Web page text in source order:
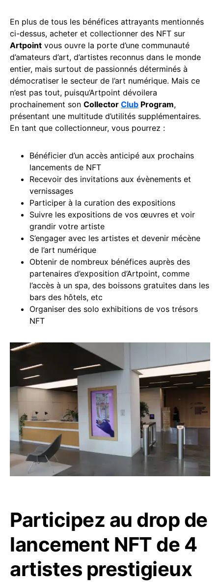
En plus de tous les bénéfices attrayants mentionnés
ci-dessus, acheter et collectionner des NFT sur
Artpoint vous ouvre la porte d’une communauté
d’amateurs d’art, d’artistes reconnus dans le monde
entier, mais surtout de passionnés déterminés à
démocratiser le secteur de l’art numérique. Mais ce
n’est pas tout, puisqu’Artpoint dévoilera
prochainement son Collector Club Program,
présentant une multitude d’utilités supplémentaires.
En tant que collectionneur, vous pourrez :
Bénéficier d’un accès anticipé aux prochains
lancements de NFT
Recevoir des invitations aux évènements et
vernissages
Participer à la curation des expositions
Suivre les expositions de vos œuvres et voir
grandir votre artiste
S’engager avec les artistes et devenir mécène
de l’art numérique
Obtenir de nombreux bénéfices auprès des
partenaires d’exposition d’Artpoint, comme
l’accès à un spa, des boissons gratuites dans les
bars des hôtels, etc
Organiser des solo exhibitions de vos trésors
NFT
Participez au drop de
lancement NFT de 4
artistes prestigieux